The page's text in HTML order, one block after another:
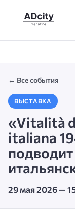
← Все события
ВЫСТАВКА
«Vitalità
italiana
подводит
29 мая 2026 —